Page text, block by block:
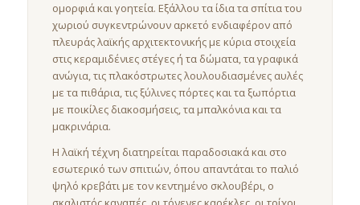
ομορφιά και γοητεία. Εξάλλου τα ίδια τα σπίτια του
χωριού συγκεντρώνουν αρκετό ενδιαφέρον από
πλευράς λαϊκής αρχιτεκτονικής με κύρια στοιχεία
στις κεραμιδένιες στέγες ή τα δώματα, τα γραφικά
ανώγια, τις πλακόστρωτες λουλουδιασμένες αυλές
με τα πιθάρια, τις ξύλινες πόρτες και τα ξωπόρτια
με ποικίλες διακοσμήσεις, τα μπαλκόνια και τα
μακρινάρια.
Η λαϊκή τέχνη διατηρείται παραδοσιακά και στο
εσωτερικό των σπιτιών, όπου απαντάται το παλιό
ψηλό κρεβάτι με τον κεντημένο σκλουβέρι, ο